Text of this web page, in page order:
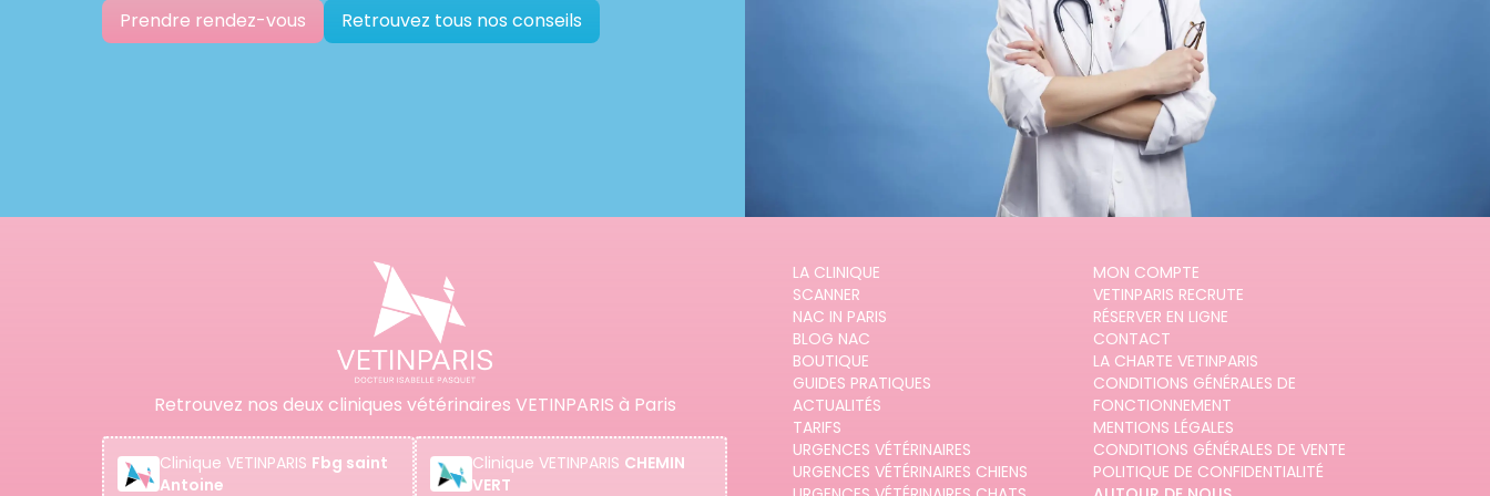
Prendre rendez-vous Retrouvez tous nos conseils
Retrouvez nos deux cliniques vétérinaires VETINPARIS à Paris
Clinique VETINPARIS Fbg saint
Antoine
Clinique VETINPARIS CHEMIN
VERT
LA CLINIQUE
SCANNER
NAC IN PARIS
BLOG NAC
BOUTIQUE
GUIDES PRATIQUES
ACTUALITÉS
TARIFS
URGENCES VÉTÉRINAIRES
URGENCES VÉTÉRINAIRES CHIENS
MON COMPTE
VETINPARIS RECRUTE
RÉSERVER EN LIGNE
CONTACT
LA CHARTE VETINPARIS
CONDITIONS GÉNÉRALES DE
FONCTIONNEMENT
MENTIONS LÉGALES
CONDITIONS GÉNÉRALES DE VENTE
POLITIQUE DE CONFIDENTIALITÉ